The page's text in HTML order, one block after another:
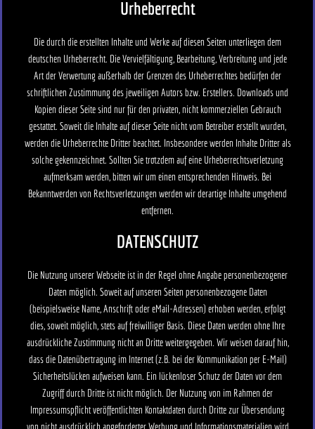
Urheberrecht
Die durch die erstellten Inhalte und Werke auf diesen Seiten unterliegen dem
deutschen Urheberrecht. Die Vervielfältigung, Bearbeitung, Verbreitung und jede
Art der Verwertung außerhalb der Grenzen des Urheberrechtes bedürfen der
schriftlichen Zustimmung des jeweiligen Autors bzw. Erstellers. Downloads und
Kopien dieser Seite sind nur für den privaten, nicht kommerziellen Gebrauch
gestattet. Soweit die Inhalte auf dieser Seite nicht vom Betreiber erstellt wurden,
werden die Urheberrechte Dritter beachtet. Insbesondere werden Inhalte Dritter als
solche gekennzeichnet. Sollten Sie trotzdem auf eine Urheberrechtsverletzung
aufmerksam werden, bitten wir um einen entsprechenden Hinweis. Bei
Bekanntwerden von Rechtsverletzungen werden wir derartige Inhalte umgehend
entfernen.
DATENSCHUTZ
Die Nutzung unserer Webseite ist in der Regel ohne Angabe personenbezogener
Daten möglich. Soweit auf unseren Seiten personenbezogene Daten
(beispielsweise Name, Anschrift oder eMail-Adressen) erhoben werden, erfolgt
dies, soweit möglich, stets auf freiwilliger Basis. Diese Daten werden ohne Ihre
ausdrückliche Zustimmung nicht an Dritte weitergegeben. Wir weisen darauf hin,
dass die Datenübertragung im Internet (z.B. bei der Kommunikation per E-Mail)
Sicherheitslücken aufweisen kann. Ein lückenloser Schutz der Daten vor dem
Zugriff durch Dritte ist nicht möglich. Der Nutzung von im Rahmen der
Impressumspflicht veröffentlichten Kontaktdaten durch Dritte zur Übersendung
von nicht ausdrücklich angeforderter Werbung und Informationsmaterialien wird